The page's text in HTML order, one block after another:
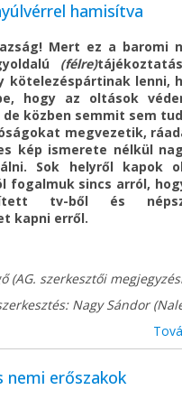
hamisítva
Mert ez a baromi
(félre)
kötelezéspártinak lenni,
hogy az oltások
közben semmit sem
megvezetik,
kép ismerete nélkül
Sok helyről kapok
fogalmuk sincs arról,
tv-ből és
kapni erről.
(AG. szerkesztői
Nagy Sándor
nemi erőszakok